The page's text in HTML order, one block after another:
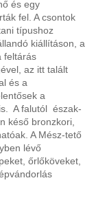
és egy
fel. A csontok
típushoz
kiállításon, a
feltárás
az itt talált
és a
a
A falutól észak-
késő bronzkori,
A Mész-tető
lévő
őrlőköveket,